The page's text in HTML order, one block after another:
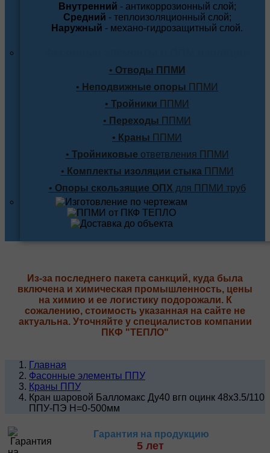
Внутренний - антикоррозионный слой;
Средний - теплоизоляционный слой;
Наружный - механо-гидрозащитный слой.
• Отводы ППМИ
• Неподвижные опоры ППМИ
• Тройники ППМИ
• Переходы ППМИ
• Краны ППМИ
• Тройниковые ответвления ППМИ
• Комплекты изоляции стыкаППМИ
• Опоры скользящие ОПХ для ППМИ труб
Из-за последнего пакета санкций, куда была
включена и химическая промышленность, цены
на химию и ее логистику подорожали. К
сожалению, стоимость указанная на сайте не
актуальна. Уточняйте у специалистов компании
ПКФ "ТЕПЛО"
Главная
Фасонные элементы ППУ
Краны ППУ
Кран шаровой Балломакс Ду40 вгп оцинк 48х3.5/110
ППУ-ПЭ H=0-500мм
Гарантия на продукцию
5 лет